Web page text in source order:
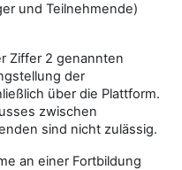
und Teilnehmende)
Ziffer 2 genannten
der
über die Plattform.
zwischen
sind nicht zulässig.
an einer Fortbildung